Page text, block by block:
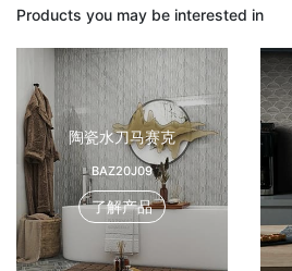
Products you may be interested in
陶瓷水刀马赛克
BAZ20J09
了解产品